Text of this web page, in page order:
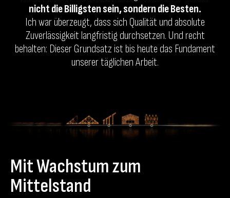
nicht die Billigsten sein, sondern die Besten.
Ich war überzeugt, dass sich Qualität und absolute
Zuverlässigkeit langfristig durchsetzen. Und recht
behalten: Dieser Grundsatz ist bis heute das Fundament
unserer täglichen Arbeit.
Mit Wachstum zum
Mittelstand